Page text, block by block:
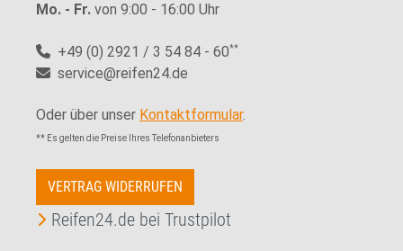
Mo. - Fr. von 9:00 - 16:00 Uhr
+49 (0) 2921 / 3 54 84 - 60**
service@reifen24.de
Oder über unser Kontaktformular.
** Es gelten die Preise Ihres Telefonanbieters
VERTRAG WIDERRUFEN
Reifen24.de bei Trustpilot